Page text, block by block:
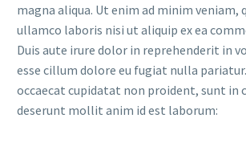
magna aliqua. Ut enim ad minim veniam,
ullamco laboris nisi ut aliquip ex ea
Duis aute irure dolor in reprehenderit in
esse cillum dolore eu fugiat nulla
occaecat cupidatat non proident, sunt in
deserunt mollit anim id est laborum: